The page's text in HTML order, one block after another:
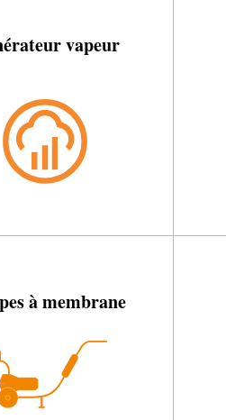
vapeur
à membrane